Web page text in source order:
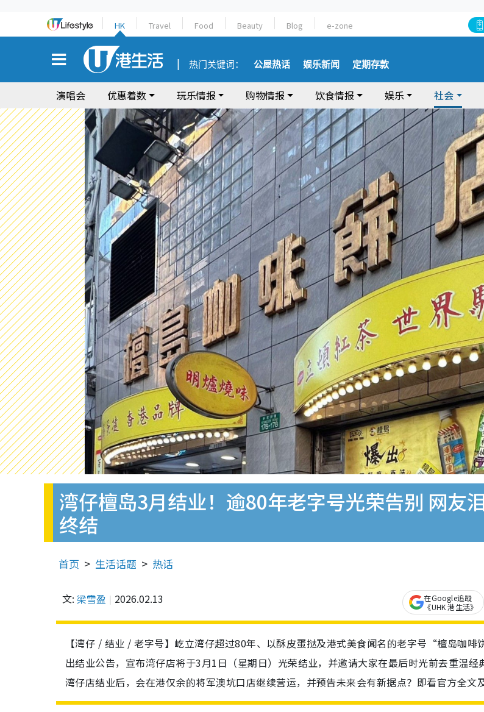
HK Travel Food Beauty Blog e-zone
热门关键词： 公屋热话 娱乐新闻 定期存款
演唱会 优惠着数 玩乐情报 购物情报 饮食情报 娱乐 社会
湾仔檀岛3月结业！逾80年老字号光荣告别 网友
终结
首页 生活话题 热话
文: 梁雪盈 2026.02.13
在Google追蹤
《UHK 港生活》
【湾仔 / 结业 / 老字号】屹立湾仔超过80年、以酥皮蛋挞及港式美食闻名的老字号“檀岛咖
出结业公告，宣布湾仔店将于3月1日（星期日）光荣结业，并邀请大家在最后时光前去重温经
湾仔店结业后，会在港仅余的将军澳坑口店继续营运，并预告未来会有新据点？即看官方全文